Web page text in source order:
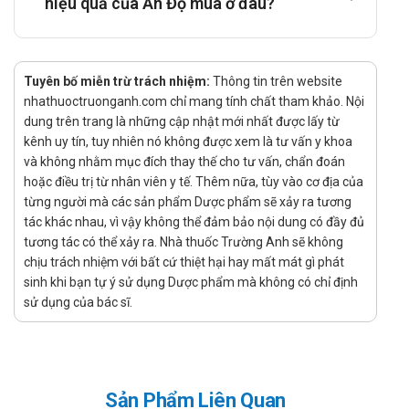
sĩ, Dược sĩ trước khi dùng.
thận,...) hoặc đối tượng là trẻ em, phụ nữ mang thai và cho
con bú,...
Sử dụng cho phụ nữ có thai hoặc đang
cho con bú
Cần hết sức thận trọng, nên tham khảo ý kiến bác sĩ hoặc
dược sĩ trước khi sử dụng. Các sản phẩm dù đã kiểm
nghiệm vẫn có những nguy cơ đối với phụ nữ có thai hoặc
đang cho con bú.
Sử dụng cho người lái xe và vận hành máy
móc
trước khi sử dụng.
Tuyên bố miễn trừ trách nhiệm: Thông tin trên website
nhathuoctruonganh.com chỉ mang tính chất tham khảo. Nội
dung trên trang là những cập nhật mới nhất được lấy từ
kênh uy tín, tuy nhiên nó không được xem là tư vấn y khoa
và không nhằm mục đích thay thế cho tư vấn, chẩn đoán
hoặc điều trị từ nhân viên y tế. Thêm nữa, tùy vào cơ địa của
từng người mà các sản phẩm Dược phẩm sẽ xảy ra tương
tác khác nhau, vì vậy không thể đảm bảo nội dung có đầy đủ
tương tác có thể xảy ra. Nhà thuốc Trường Anh sẽ không
chịu trách nhiệm với bất cứ thiệt hại hay mất mát gì phát
sinh khi bạn tự ý sử dụng Dược phẩm mà không có chỉ định
sử dụng của bác sĩ.
Sản Phẩm Liên Quan